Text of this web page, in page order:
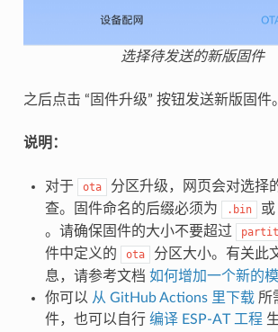
选择待发送的新版固件
之后点击 “固件升级” 按钮发送新版固件。
说明：
对于 ota
分区升级，网页会对选择
查。固件命名的后缀必须为
.bin 或
。请确保固件的大小不要超过
件中定义的
ota
分区大小。有关此
息，请参考文档 如何增加一个新的
你可以 从 GitHub Actions 里下载所
件，也可以自行 编译 ESP-AT 工程